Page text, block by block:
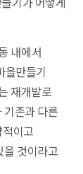
기가 어떻게
내에서
만들기
재개발로
기존과 다른
적이고
을 것이라고